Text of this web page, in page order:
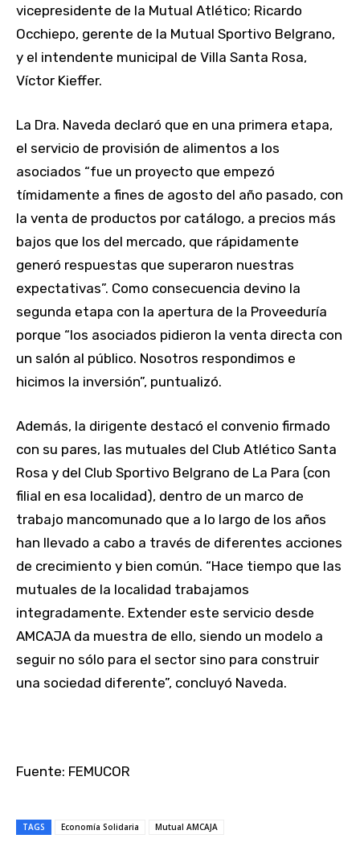
vicepresidente de la Mutual Atlético; Ricardo
Occhiepo, gerente de la Mutual Sportivo Belgrano,
y el intendente municipal de Villa Santa Rosa,
Víctor Kieffer.
La Dra. Naveda declaró que en una primera etapa,
el servicio de provisión de alimentos a los
asociados “fue un proyecto que empezó
tímidamente a fines de agosto del año pasado, con
la venta de productos por catálogo, a precios más
bajos que los del mercado, que rápidamente
generó respuestas que superaron nuestras
expectativas”. Como consecuencia devino la
segunda etapa con la apertura de la Proveeduría
porque “los asociados pidieron la venta directa con
un salón al público. Nosotros respondimos e
hicimos la inversión”, puntualizó.
Además, la dirigente destacó el convenio firmado
con su pares, las mutuales del Club Atlético Santa
Rosa y del Club Sportivo Belgrano de La Para (con
filial en esa localidad), dentro de un marco de
trabajo mancomunado que a lo largo de los años
han llevado a cabo a través de diferentes acciones
de crecimiento y bien común. “Hace tiempo que las
mutuales de la localidad trabajamos
integradamente. Extender este servicio desde
AMCAJA da muestra de ello, siendo un modelo a
seguir no sólo para el sector sino para construir
una sociedad diferente”, concluyó Naveda.
Fuente: FEMUCOR
TAGS Economía Solidaria Mutual AMCAJA